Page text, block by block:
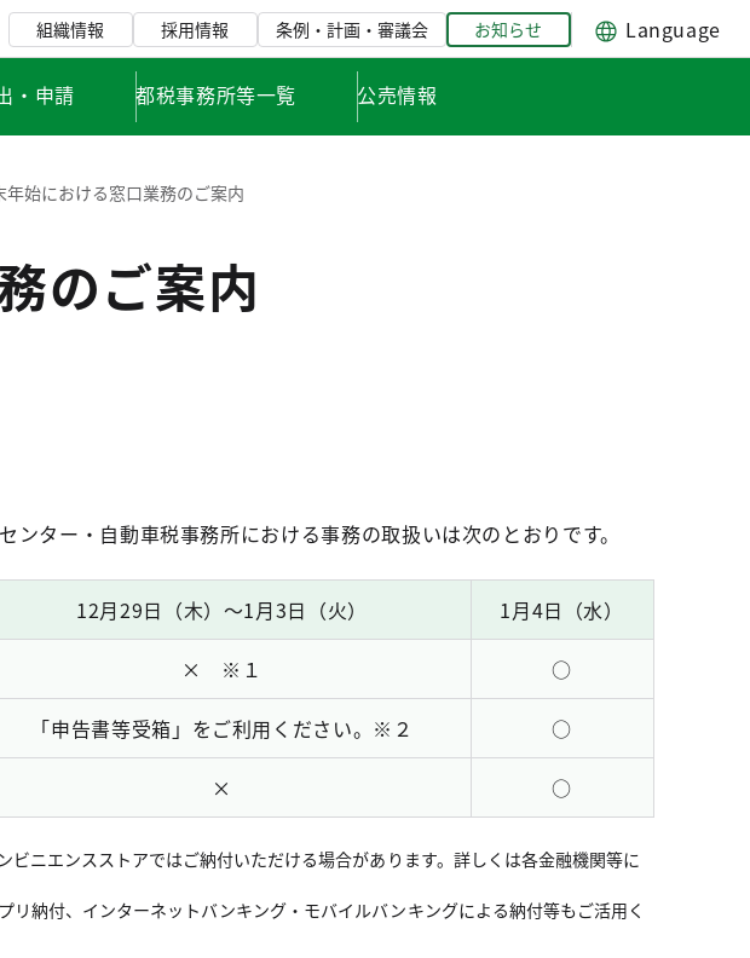
組織情報 採用情報 条例・計画・審議会 お知らせ Language
・申請 都税事務所等一覧 公売情報
年始における窓口業務のご案内
のご案内
ター・自動車税事務所における事務の取扱いは次のとおりです。
12月29日（木）～1月3日（火） 1月4日（水）
× ※１ ○
「申告書等受箱」をご利用ください。※２ ○
× ○
ニエンスストアではご納付いただける場合があります。詳しくは各金融機関等に
納付、インターネットバンキング・モバイルバンキングによる納付等もご活用く